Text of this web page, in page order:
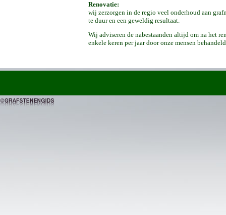
Renovatie:
wij zerzorgen in de regio veel onderhoud aan
te duur en een geweldig resultaat.
Wij adviseren de nabestaanden altijd om na het
enkele keren per jaar door onze mensen